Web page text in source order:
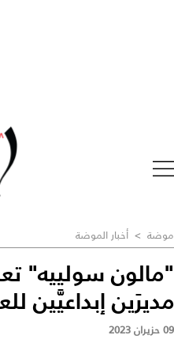
موضة > أخبار الموضة
"مالون سولييه"
مديرَين إبداعيَّين
09 حزيران 2023